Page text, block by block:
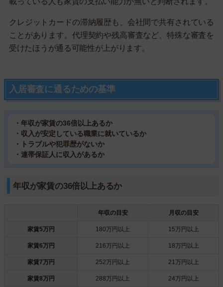
クレジットカードの滞納履歴も、会社間で共有されている
ことがあります。代理契約や残高審査など、特殊な審査を
受けたほうが通る可能性が上がります。
入居審査に通るための基準
・年収が家賃の36倍以上あるか
・収入が安定している職業に就いているか
・トラブルや犯罪歴がないか
・連帯保証人に収入があるか
年収が家賃の36倍以上あるか
年収の目安 月収の目安
家賃5万円 180万円以上 15万円以上
家賃6万円 216万円以上 18万円以上
家賃7万円 252万円以上 21万円以上
家賃8万円 288万円以上 24万円以上